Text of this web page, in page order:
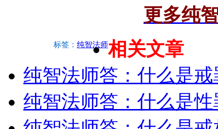
更多纯
标签： 纯智法师相关文章
纯智法师答：什么是戒
纯智法师答：什么是性